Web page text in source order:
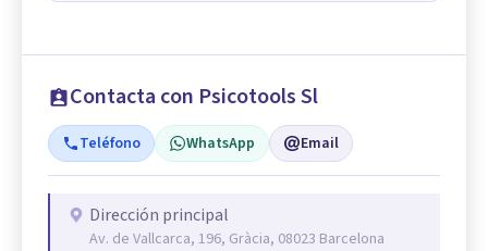
Contacta con Psicotools Sl
Teléfono WhatsApp Email
Dirección principal
Av. de Vallcarca, 196, Gràcia, 08023 Barcelona